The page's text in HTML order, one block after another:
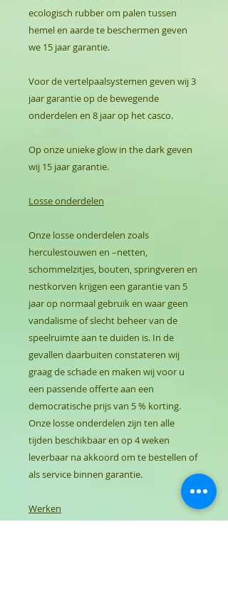
ecologisch rubber om palen tussen
hemel en aarde te beschermen geven
we 15 jaar garantie.
Voor de vertelpaalsystemen geven wij 3
jaar garantie op de bewegende
onderdelen en 8 jaar op het casco.
Op onze unieke glow in the dark geven
wij 15 jaar garantie.
Losse onderdelen
Onze losse onderdelen zoals
herculestouwen en –netten,
schommelzitjes, bouten, springveren en
nestkorven krijgen een garantie van 5
jaar op normaal gebruik en waar geen
vandalisme of slecht beheer van de
speelruimte aan te duiden is. In de
gevallen daarbuiten constateren wij
graag de schade en maken wij voor u
een passende offerte aan een
democratische prijs van 5 % korting.
Onze losse onderdelen zijn ten alle
tijden beschikbaar en op 4 weken
leverbaar na akkoord om te bestellen of
als service binnen garantie.
Werken